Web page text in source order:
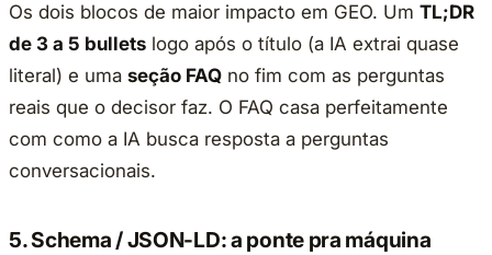
Os dois blocos de maior impacto em GEO. Um TL;DR
de 3 a 5 bullets logo após o título (a IA extrai quase
literal) e uma seção FAQ no fim com as perguntas
reais que o decisor faz. O FAQ casa perfeitamente
com como a IA busca resposta a perguntas
conversacionais.
5. Schema / JSON-LD: a ponte pra máquina